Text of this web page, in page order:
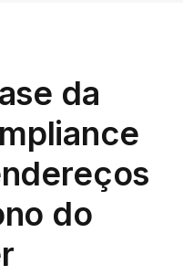
da
do